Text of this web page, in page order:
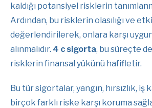
kaldığı potansiyel risklerin
Ardından, bu risklerin olasılığı ve
değerlendirilerek, onlara karşı
alınmalıdır. 4 c sigorta, bu süreçte
risklerin finansal yükünü hafifletir.
Bu tür sigortalar, yangın, hırsızlık, iş
birçok farklı riske karşı koruma